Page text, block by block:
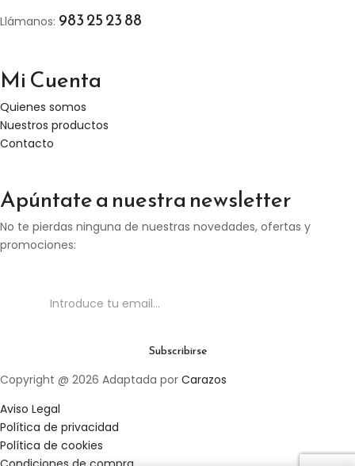
Llámanos: 983 25 23 88
Mi Cuenta
Quienes somos
Nuestros productos
Contacto
Apúntate a nuestra newsletter
No te pierdas ninguna de nuestras novedades, ofertas y
promociones:
Copyright @ 2026 Adaptada por Carazos
Aviso Legal
Política de privacidad
Política de cookies